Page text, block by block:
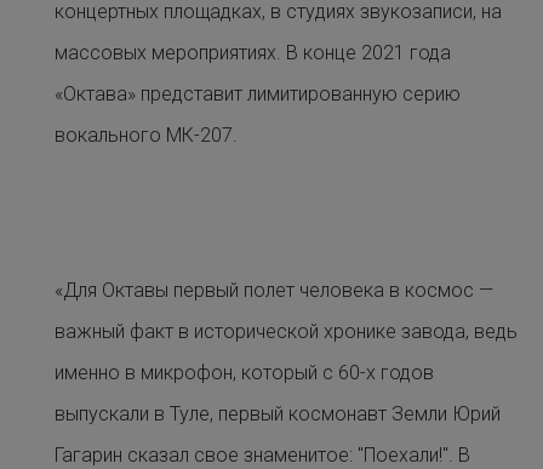
концертных площадках, в студиях звукозаписи, на
массовых мероприятиях. В конце 2021 года
«Октава» представит лимитированную серию
вокального МК-207.
«Для Октавы первый полет человека в космос —
важный факт в исторической хронике завода, ведь
именно в микрофон, который с 60-х годов
выпускали в Туле, первый космонавт Земли Юрий
Гагарин сказал свое знаменитое: "Поехали!". В